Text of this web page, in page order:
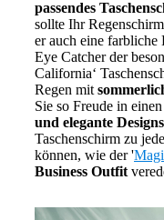
passendes
sollte Ihr
er auch eine
Eye Catcher der
California‘
Regen mit
Sie so Freude in
und elegante Designs
Taschenschirm zu
können, wie der '
Business Outfit